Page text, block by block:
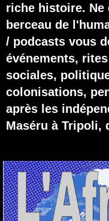
riche histoire. Ne
berceau de
/ podcasts vous
événements,
sociales,
colonisations,
après les
Maséru à Tripoli,